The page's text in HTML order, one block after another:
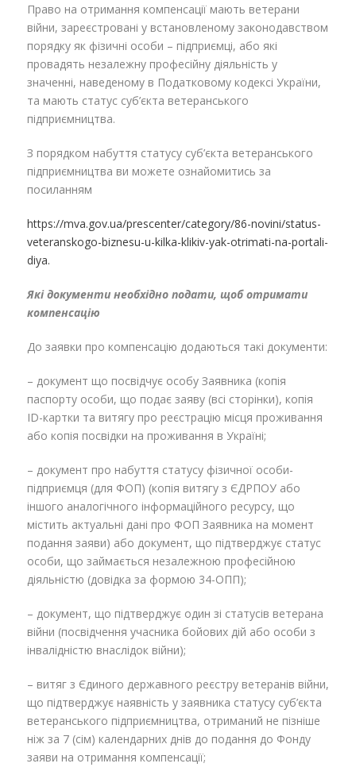
Право на отримання компенсації мають ветерани
війни, зареєстровані у встановленому законодавством
порядку як фізичні особи – підприємці, або які
провадять незалежну професійну діяльність у
значенні, наведеному в Податковому кодексі України,
та мають статус суб’єкта ветеранського
підприємництва.
З порядком набуття статусу суб’єкта ветеранського
підприємництва ви можете ознайомитись за
посиланням
https://mva.gov.ua/prescenter/category/86-novini/status-
veteranskogo-biznesu-u-kilka-klikiv-yak-otrimati-na-portali-
diya.
Які документи необхідно подати, щоб отримати
компенсацію
До заявки про компенсацію додаються такі документи:
– документ що посвідчує особу Заявника (копія
паспорту особи, що подає заяву (всі сторінки), копія
ID-картки та витягу про реєстрацію місця проживання
або копія посвідки на проживання в Україні;
– документ про набуття статусу фізичної особи-
підприємця (для ФОП) (копія витягу з ЄДРПОУ або
іншого аналогічного інформаційного ресурсу, що
містить актуальні дані про ФОП Заявника на момент
подання заяви) або документ, що підтверджує статус
особи, що займається незалежною професійною
діяльністю (довідка за формою 34-ОПП);
– документ, що підтверджує один зі статусів ветерана
війни (посвідчення учасника бойових дій або особи з
інвалідністю внаслідок війни);
– витяг з Єдиного державного реєстру ветеранів війни,
що підтверджує наявність у заявника статусу суб’єкта
ветеранського підприємництва, отриманий не пізніше
ніж за 7 (сім) календарних днів до подання до Фонду
заяви на отримання компенсації;